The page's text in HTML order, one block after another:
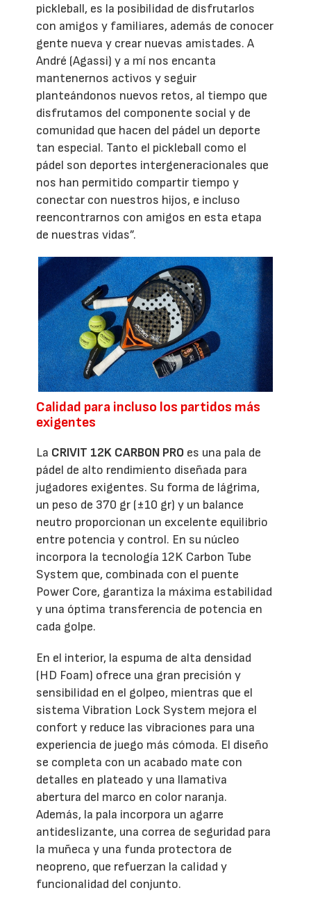
pickleball, es la posibilidad de disfrutarlos
con amigos y familiares, además de conocer
gente nueva y crear nuevas amistades. A
André (Agassi) y a mí nos encanta
mantenernos activos y seguir
planteándonos nuevos retos, al tiempo que
disfrutamos del componente social y de
comunidad que hacen del pádel un deporte
tan especial. Tanto el pickleball como el
pádel son deportes intergeneracionales que
nos han permitido compartir tiempo y
conectar con nuestros hijos, e incluso
reencontrarnos con amigos en esta etapa
de nuestras vidas”.
Calidad para incluso los partidos más
exigentes
La CRIVIT 12K CARBON PRO es una pala de
pádel de alto rendimiento diseñada para
jugadores exigentes. Su forma de lágrima,
un peso de 370 gr (±10 gr) y un balance
neutro proporcionan un excelente equilibrio
entre potencia y control. En su núcleo
incorpora la tecnología 12K Carbon Tube
System que, combinada con el puente
Power Core, garantiza la máxima estabilidad
y una óptima transferencia de potencia en
cada golpe.
En el interior, la espuma de alta densidad
(HD Foam) ofrece una gran precisión y
sensibilidad en el golpeo, mientras que el
sistema Vibration Lock System mejora el
confort y reduce las vibraciones para una
experiencia de juego más cómoda. El diseño
se completa con un acabado mate con
detalles en plateado y una llamativa
abertura del marco en color naranja.
Además, la pala incorpora un agarre
antideslizante, una correa de seguridad para
la muñeca y una funda protectora de
neopreno, que refuerzan la calidad y
funcionalidad del conjunto.